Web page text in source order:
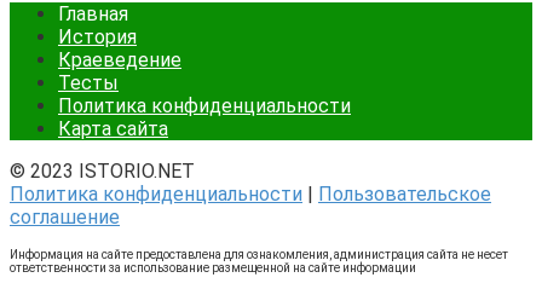
Главная
История
Краеведение
Тесты
Политика конфиденциальности
Карта сайта
© 2023 ISTORIO.NET
Политика конфиденциальности | Пользовательское
соглашение
Информация на сайте предоставлена для ознакомления, администрация сайта не несет
ответственности за использование размещенной на сайте информации